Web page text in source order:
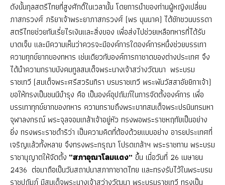
ดังนั้นกุลสตรีไทยที่สูงศักดิ์ในเวลานั้น โดยการนำของท่านผู้หญิงเปลี่ยน
ภาสกรวงศ์ ภริยาเจ้าพระยาภาสกรวงศ์ (พร บุนนาค) ได้ชักชวนบรรดา
สตรีไทยช่วยกันเรี่ยไรเงินและสิ่งของ เพื่อส่งไปช่วยเหลือทหารที่ได้รับ
บาดเจ็บ และมีความเห็นว่าควรจะมีองค์การใดองค์การหนึ่งช่วยบรรเทา
ความทุกข์ยากของทหาร เช่นเดียวกับองค์การกาชาดของต่างประเทศ จึง
ได้นำความกราบบังคมทูลสมเด็จพระนางเจ้าสว่างวัฒนา พระบรม
ราชเทวี (สมเด็จพระศรีสวรินทิรา บรมราชเทวี พระพันวัสสาอัยยิกาเจ้า)
ขอให้ทรงเป็นชนนีบำรุง คือ เป็นองค์อุปถัมภ์ในการจัดตั้งองค์การ เพื่อ
บรรเทาทุกข์ยากของทหาร ความทราบถึงพระบาทสมเด็จพระปรมินทรมหา
จุฬาลงกรณ์ พระจุลจอมเกล้าเจ้าอยู่หัว ทรงพอพระราชหฤทัยเป็นอย่าง
ยิ่ง ทรงพระราชดำริว่า เป็นความคิดที่ต้องด้วยแบบอย่าง อารยประเทศที่
เจริญแล้วทั้งหลาย จึงทรงพระกรุณา โปรดเกล้าฯ พระราชทาน พระบรม
ราชานุญาตให้จัดตั้ง “สภาอุณาโลมแดง” ขึ้น เมื่อวันที่ 26 เมษายน
2436 ต่อมาถือเป็นวันสถาปนาสภากาชาดไทย และทรงรับไว้ในพระบรม
ราชูปถัมภ์ มีสมเด็จพระนางเจ้าสว่างวัฒนา พระบรมราชเทวี ทรงเป็น